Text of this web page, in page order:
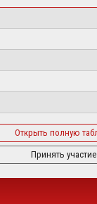
Открыть полную
Принять участие